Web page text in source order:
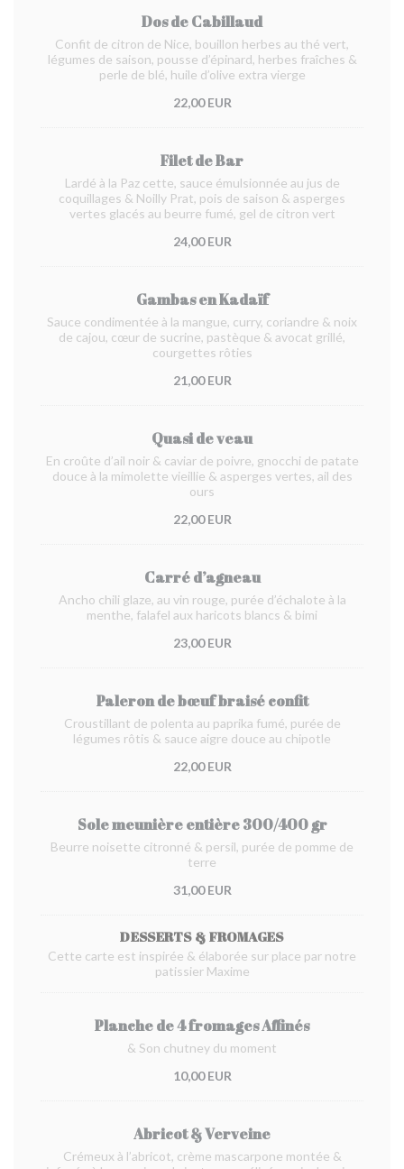
Dos de Cabillaud
Confit de citron de Nice, bouillon herbes au thé vert,
légumes de saison, pousse d’épinard, herbes fraîches &
perle de blé, huile d’olive extra vierge
22,00 EUR
Filet de Bar
Lardé à la Paz cette, sauce émulsionnée au jus de
coquillages & Noilly Prat, pois de saison & asperges
vertes glacés au beurre fumé, gel de citron vert
24,00 EUR
Gambas en Kadaïf
Sauce condimentée à la mangue, curry, coriandre & noix
de cajou, cœur de sucrine, pastèque & avocat grillé,
courgettes rôties
21,00 EUR
Quasi de veau
En croûte d’ail noir & caviar de poivre, gnocchi de patate
douce à la mimolette vieillie & asperges vertes, ail des
ours
22,00 EUR
Carré d’agneau
Ancho chili glaze, au vin rouge, purée d’échalote à la
menthe, falafel aux haricots blancs & bimi
23,00 EUR
Paleron de bœuf braisé confit
Croustillant de polenta au paprika fumé, purée de
légumes rôtis & sauce aigre douce au chipotle
22,00 EUR
Sole meunière entière 300/400 gr
Beurre noisette citronné & persil, purée de pomme de
terre
31,00 EUR
DESSERTS & FROMAGES
Cette carte est inspirée & élaborée sur place par notre
patissier Maxime
Planche de 4 fromages Affinés
& Son chutney du moment
10,00 EUR
Abricot & Verveine
Crémeux à l’abricot, crème mascarpone montée &